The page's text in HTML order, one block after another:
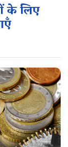
के लिए